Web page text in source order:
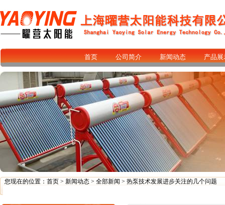
首页 公司简介 新闻动态 产品展
您现在的位置： 首页 > 新闻动态 > 全部新闻 > 热泵技术发展进步关注的几个问题